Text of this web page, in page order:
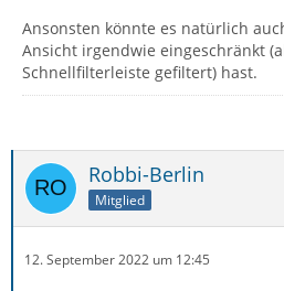
Ansonsten könnte es natürlich
Ansicht irgendwie eingeschränkt
Schnellfilterleiste gefiltert) hast.
Robbi-Berlin
Mitglied
12. September 2022 um 12:45